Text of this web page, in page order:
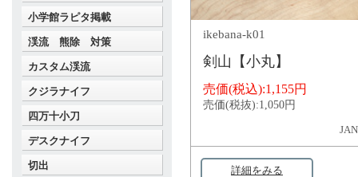
ikebana-k01
剣山【小丸】
売価(税込):1,155円
売価(税抜):1,050円
詳細をみる
小学館ラピタ掲載
渓流 熊除 対策
カスタム渓流
クジラナイフ
四万十小刀
デスクナイフ
切出